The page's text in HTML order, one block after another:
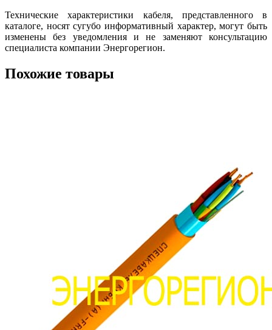
Технические характеристики кабеля, представленного в
каталоге, носят сугубо информативный характер, могут быть
изменены без уведомления и не заменяют консультацию
специалиста компании Энергорегион.
Похожие товары